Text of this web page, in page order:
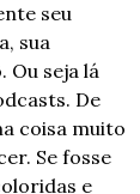
seu
sua
Ou seja lá
De
coisa muito
Se fosse
e